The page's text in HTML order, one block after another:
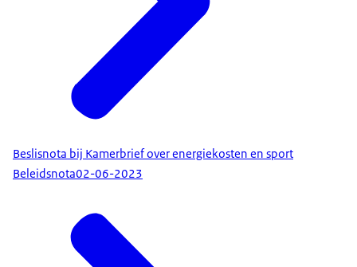
Beslisnota bij Kamerbrief over energiekosten en sport
Beleidsnota02-06-2023